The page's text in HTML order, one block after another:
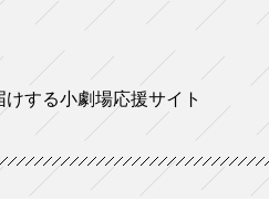
する小劇場応援サイト